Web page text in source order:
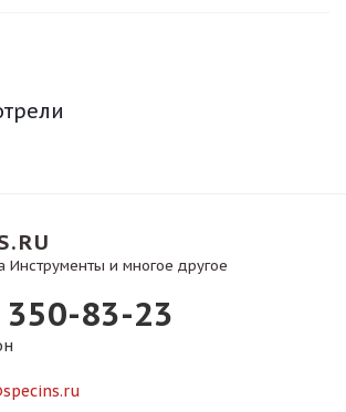
и многое другое
350-83-23